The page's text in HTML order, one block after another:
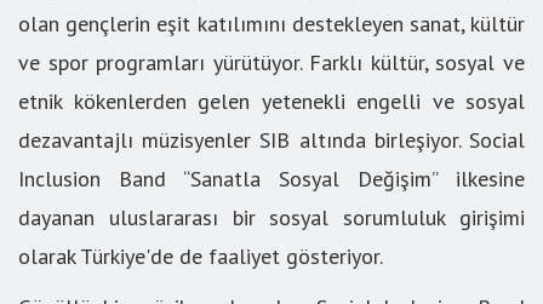
olan gençlerin eşit katılımını destekleyen sanat, kültür
ve spor programları yürütüyor. Farklı kültür, sosyal ve
etnik kökenlerden gelen yetenekli engelli ve sosyal
dezavantajlı müzisyenler SIB altında birleşiyor. Social
Inclusion Band “Sanatla Sosyal Değişim” ilkesine
dayanan uluslararası bir sosyal sorumluluk girişimi
olarak Türkiye'de de faaliyet gösteriyor.